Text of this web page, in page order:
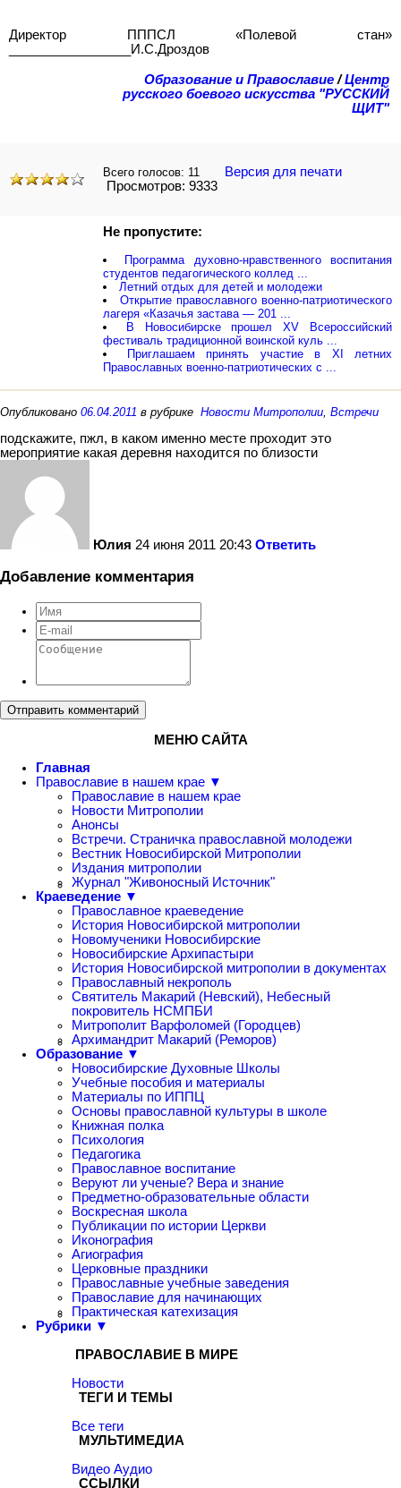
Директор ПППСЛ «Полевой стан»
_________________И.С.Дроздов
Образование и Православие /Центр
русского боевого искусства "РУССКИЙ
ЩИТ"
Всего голосов: 11
Версия для печати
Просмотров: 9333
Не пропустите:
Программа духовно-нравственного воспитания
студентов педагогического коллед ...
Летний отдых для детей и молодежи
Открытие православного военно-патриотического
лагеря «Казачья застава — 201 ...
В Новосибирске прошел ХV Всероссийский
фестиваль традиционной воинской куль ...
Приглашаем принять участие в XI летних
Православных военно-патриотических с ...
Опубликовано 06.04.2011 в рубрике Новости Митрополии Встречи
подскажите, пжл, в каком именно месте проходит это
мероприятие какая деревня находится по близости
Юлия 24 июня 2011 20:43 Ответить
Добавление комментария
Отправить комментарий
МЕНЮ САЙТА
Главная
Православие в нашем крае ▼
Православие в нашем крае
Новости Митрополии
Анонсы
Встречи. Страничка православной молодежи
Вестник Новосибирской Митрополии
Издания митрополии
Журнал "Живоносный Источник"
Краеведение ▼
Православное краеведение
История Новосибирской митрополии
Новомученики Новосибирские
Новосибирские Архипастыри
История Новосибирской митрополии в документах
Православный некрополь
Святитель Макарий (Невский), Небесный
покровитель НСМПБИ
Митрополит Варфоломей (Городцев)
Архимандрит Макарий (Реморов)
Образование ▼
Новосибирские Духовные Школы
Учебные пособия и материалы
Материалы по ИППЦ
Основы православной культуры в школе
Книжная полка
Психология
Педагогика
Православное воспитание
Веруют ли ученые? Вера и знание
Предметно-образовательные области
Воскресная школа
Публикации по истории Церкви
Иконография
Агиография
Церковные праздники
Православные учебные заведения
Православие для начинающих
Практическая катехизация
Рубрики ▼
ПРАВОСЛАВИЕ В МИРЕ
Новости
ТЕГИ И ТЕМЫ
Все теги
МУЛЬТИМЕДИА
Видео Аудио
ССЫЛКИ